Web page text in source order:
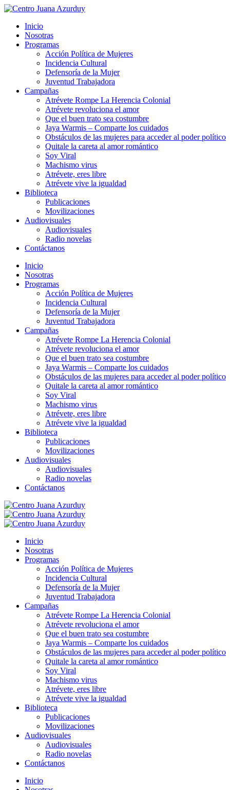
Inicio
Nosotras
Programas
Acción Política de Mujeres
Incidencia Cultural
Defensoría de la Mujer
Juventud Trabajadora
Campañas
Atrévete Rompe La Herencia Colonial
Atrévete revoluciona el amor
Que el buen trato sea costumbre
Jaya Warmis – Comparte los cuidados
Obstáculos de las mujeres para acceder al poder político
Quitale la careta al amor romántico
Soy Viral
Machismo virus
Atrévete, eres libre
Atrévete vive la igualdad
Biblioteca
Publicaciones
Movilizaciones
Audiovisuales
Audiovisuales
Radio novelas
Contáctanos
Inicio
Nosotras
Programas
Acción Política de Mujeres
Incidencia Cultural
Defensoría de la Mujer
Juventud Trabajadora
Campañas
Atrévete Rompe La Herencia Colonial
Atrévete revoluciona el amor
Que el buen trato sea costumbre
Jaya Warmis – Comparte los cuidados
Obstáculos de las mujeres para acceder al poder político
Quitale la careta al amor romántico
Soy Viral
Machismo virus
Atrévete, eres libre
Atrévete vive la igualdad
Biblioteca
Publicaciones
Movilizaciones
Audiovisuales
Audiovisuales
Radio novelas
Contáctanos
Inicio
Nosotras
Programas
Acción Política de Mujeres
Incidencia Cultural
Defensoría de la Mujer
Juventud Trabajadora
Campañas
Atrévete Rompe La Herencia Colonial
Atrévete revoluciona el amor
Que el buen trato sea costumbre
Jaya Warmis – Comparte los cuidados
Obstáculos de las mujeres para acceder al poder político
Quitale la careta al amor romántico
Soy Viral
Machismo virus
Atrévete, eres libre
Atrévete vive la igualdad
Biblioteca
Publicaciones
Movilizaciones
Audiovisuales
Audiovisuales
Radio novelas
Contáctanos
Inicio